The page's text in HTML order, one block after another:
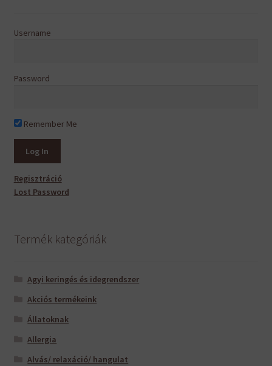
Username
Password
Remember Me
Regisztráció
Lost Password
Termék kategóriák
Agyi keringés és idegrendszer
Akciós termékeink
Állatoknak
Allergia
Alvás/ relaxáció/ hangulat